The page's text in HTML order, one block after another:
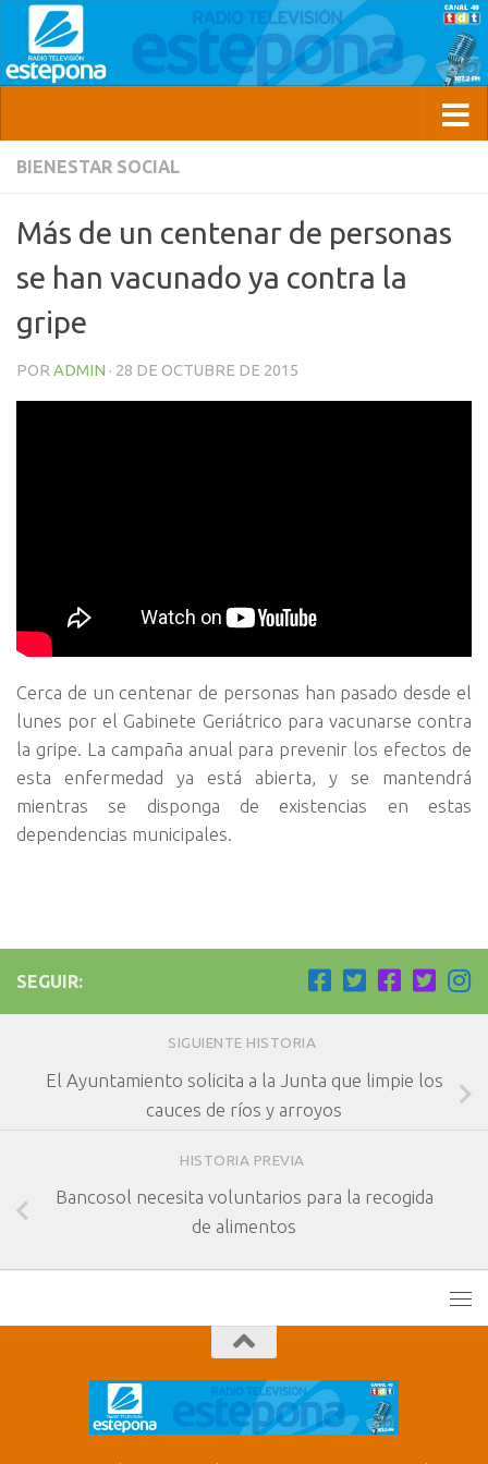
BIENESTAR SOCIAL
Más de un centenar de personas
se han vacunado ya contra la
gripe
POR ADMIN · 28 DE OCTUBRE DE 2015
Cerca de un centenar de personas han pasado desde el
lunes por el Gabinete Geriátrico para vacunarse contra
la gripe. La campaña anual para prevenir los efectos de
esta enfermedad ya está abierta, y se mantendrá
mientras se disponga de existencias en estas
dependencias municipales.
SEGUIR:
SIGUIENTE HISTORIA
El Ayuntamiento solicita a la Junta que limpie los
cauces de ríos y arroyos
HISTORIA PREVIA
Bancosol necesita voluntarios para la recogida
de alimentos